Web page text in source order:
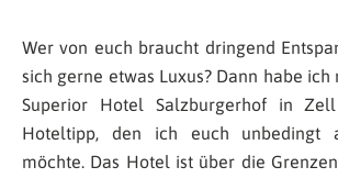
Wer von euch braucht dringend
sich gerne etwas Luxus? Dann habe ich
Superior Hotel Salzburgerhof in
Hoteltipp, den ich euch unbedingt
möchte. Das Hotel ist über die